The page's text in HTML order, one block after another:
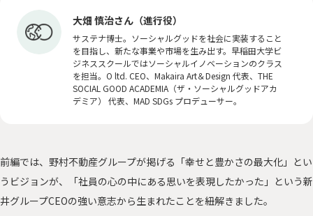
大畑 慎治さん（進行役）
サステナ博士。ソーシャルグッドを社会に実装すること
を目指し、新たな事業や市場を生み出す。早稲田大学ビ
ジネススクールではソーシャルイノベーションのクラス
を担当。O ltd. CEO、Makaira Art＆Design 代表、THE
SOCIAL GOOD ACADEMIA（ザ・ソーシャルグッドアカ
デミア） 代表、MAD SDGs プロデューサー。
前編では、野村不動産グループが掲げる「幸せと豊かさの最大化」とい
うビジョンが、「社員の心の中にある思いを表現したかった」という新
井グループCEOの強い意志から生まれたことを紐解きました。